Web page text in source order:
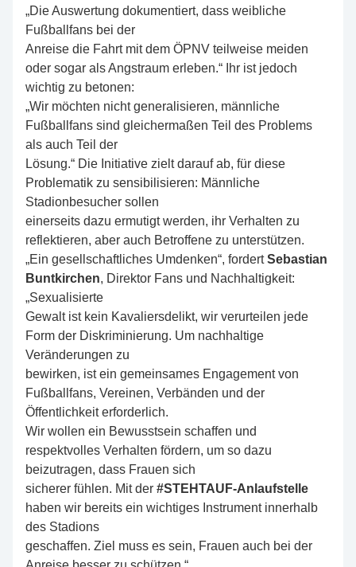
„Die Auswertung dokumentiert, dass weibliche
Fußballfans bei der
Anreise die Fahrt mit dem ÖPNV teilweise meiden
oder sogar als Angstraum erleben.“ Ihr ist jedoch
wichtig zu betonen:
„Wir möchten nicht generalisieren, männliche
Fußballfans sind gleichermaßen Teil des Problems
als auch Teil der
Lösung.“ Die Initiative zielt darauf ab, für diese
Problematik zu sensibilisieren: Männliche
Stadionbesucher sollen
einerseits dazu ermutigt werden, ihr Verhalten zu
reflektieren, aber auch Betroffene zu unterstützen.
„Ein gesellschaftliches Umdenken“, fordertSebastian
Buntkirchen, Direktor Fans und Nachhaltigkeit:
„Sexualisierte
Gewalt ist kein Kavaliersdelikt, wir verurteilen jede
Form der Diskriminierung. Um nachhaltige
Veränderungen zu
bewirken, ist ein gemeinsames Engagement von
Fußballfans, Vereinen, Verbänden und der
Öffentlichkeit erforderlich.
Wir wollen ein Bewusstsein schaffen und
respektvolles Verhalten fördern, um so dazu
beizutragen, dass Frauen sich
sicherer fühlen. Mit der #STEHTAUF-Anlaufstelle
haben wir bereits ein wichtiges Instrument innerhalb
des Stadions
geschaffen. Ziel muss es sein, Frauen auch bei der